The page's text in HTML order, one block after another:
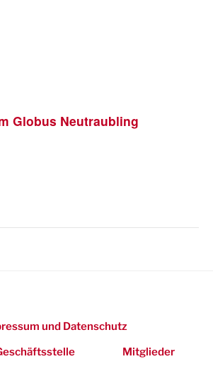
Globus Neutraubling
und Datenschutz
Mitglieder